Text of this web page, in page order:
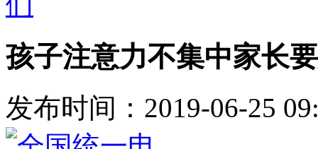
孩子注意力不集中家长
发布时间：2019-06-25